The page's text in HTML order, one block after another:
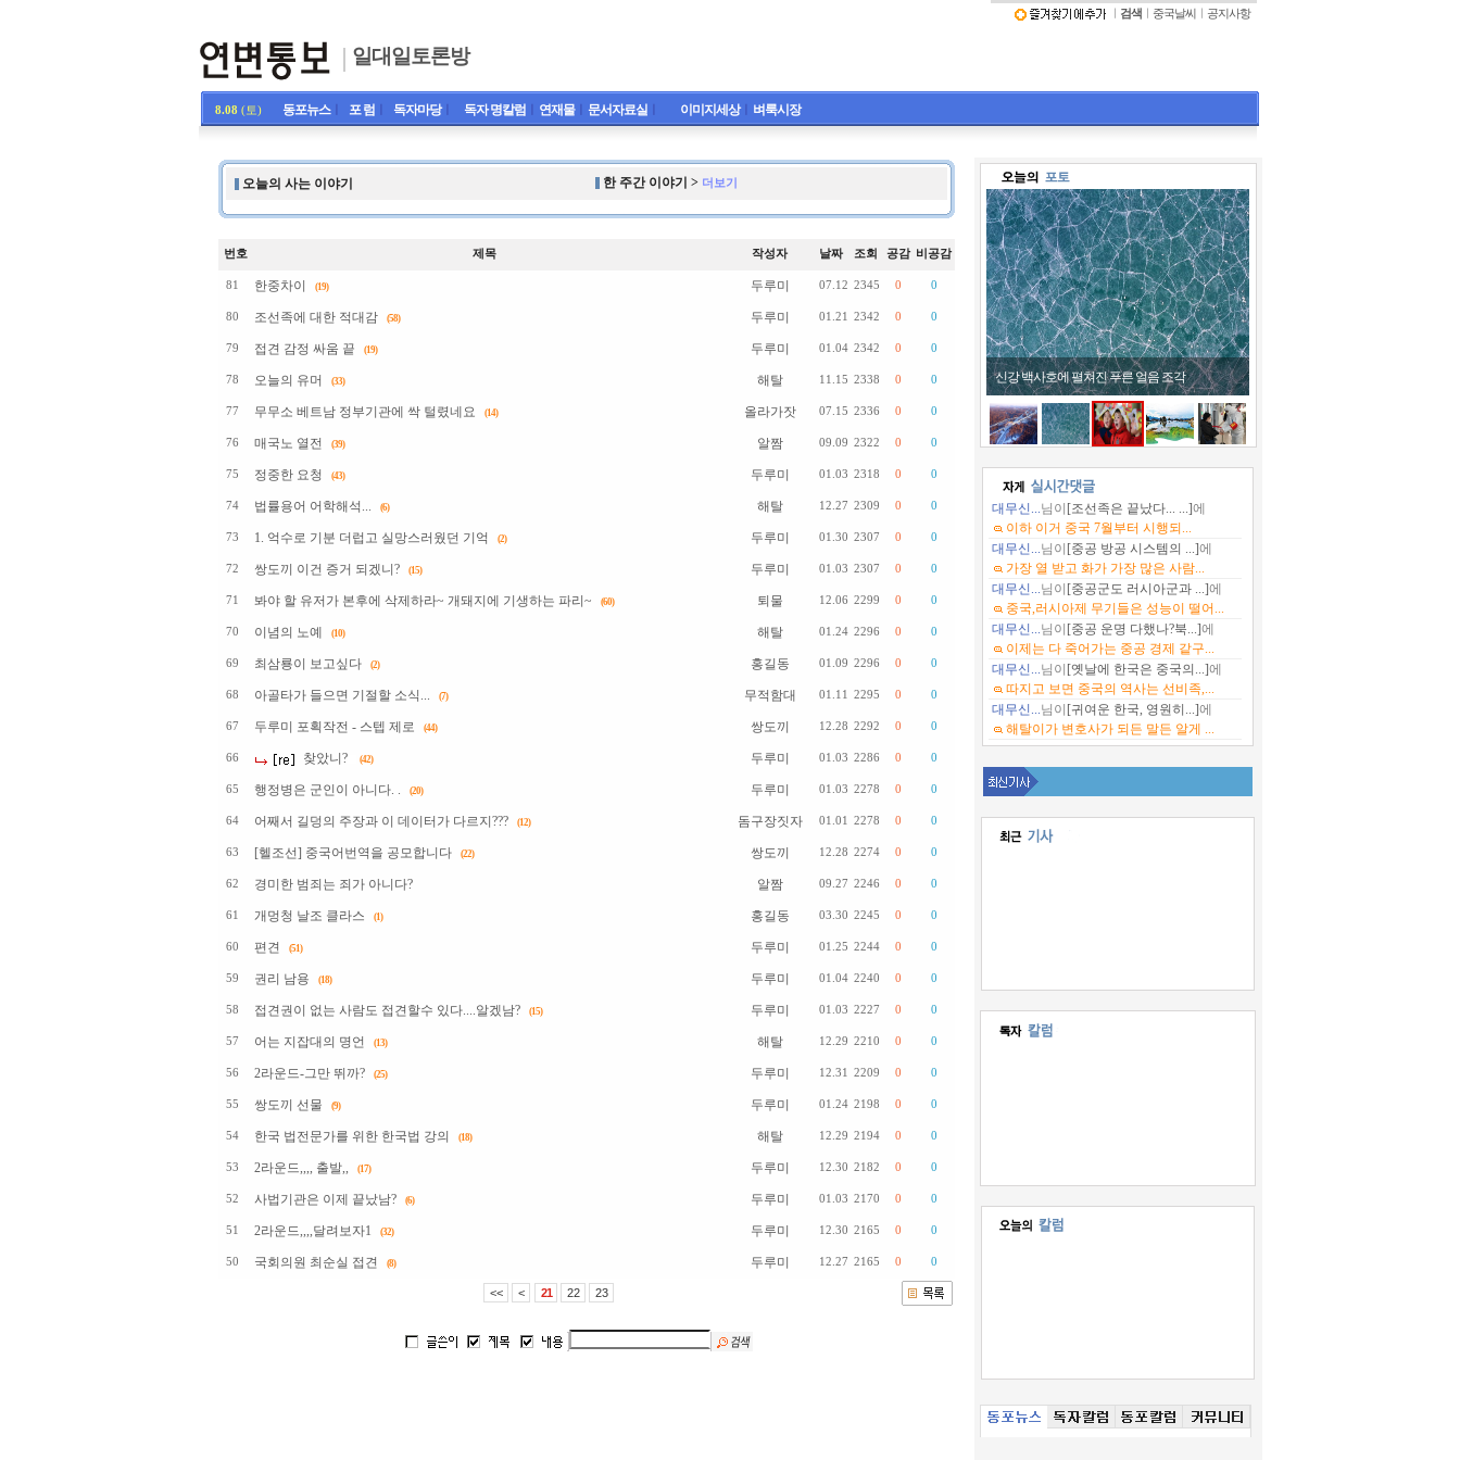
일대일토론방
검색 중국날씨 공지사항
8.08 (토) 동포뉴스ㅣ 포 럼 독자마당ㅣ 독자 명칼럼 연재물ㅣ 문서자료실 이미지세상ㅣ 벼룩시장
오늘의 사는 이야기 한 주간 이야기 > 더보기
번호 제목 작성자 날짜 조회 공감 비공감
81 한중차이 (19) 두루미 07.12 2345 0 0
80 조선족에 대한 적대감 (58) 두루미 01.21 2342 0 0
79 접견 감정 싸움 끝 (19) 두루미 01.04 2342 0 0
78 오늘의 유머 (33) 해탈 11.15 2338 0 0
77 무무소 베트남 정부기관에 싹 털렸네요 (14) 올라가잣 07.15 2336 0 0
76 매국노 열전 (39) 알짬 09.09 2322 0 0
75 정중한 요청 (43) 두루미 01.03 2318 0 0
74 법률용어 어학해석... (6) 해탈 12.27 2309 0 0
73 1. 억수로 기분 더럽고 실망스러웠던 기억 (2) 두루미 01.30 2307 0 0
72 쌍도끼 이건 증거 되겠니? (15) 두루미 01.03 2307 0 0
71 봐야 할 유저가 본후에 삭제하라~ 개돼지에 기생하는 파리~ (60) 퇴물 12.06 2299 0 0
70 이념의 노예 (10) 해탈 01.24 2296 0 0
69 최삼룡이 보고싶다 (2) 홍길동 01.09 2296 0 0
68 아골타가 들으면 기절할 소식... (7) 무적함대 01.11 2295 0 0
67 두루미 포획작전 - 스텝 제로 (44) 쌍도끼 12.28 2292 0 0
66 찾았니? (42) 두루미 01.03 2286 0 0
65 행정병은 군인이 아니다. . (20) 두루미 01.03 2278 0 0
64 어째서 길덩의 주장과 이 데이터가 다르지??? (12) 돔구장짓자 01.01 2278 0 0
63 [헬조선] 중국어번역을 공모합니다 (22) 쌍도끼 12.28 2274 0 0
62 경미한 범죄는 죄가 아니다? 알짬 09.27 2246 0 0
61 개멍청 날조 클라스 (1) 홍길동 03.30 2245 0 0
60 편견 (51) 두루미 01.25 2244 0 0
59 권리 남용 (18) 두루미 01.04 2240 0 0
58 접견권이 없는 사람도 접견할수 있다....알겠남? (15) 두루미 01.03 2227 0 0
57 어는 지잡대의 명언 (13) 해탈 12.29 2210 0 0
56 2라운드-그만 뛰까? (25) 두루미 12.31 2209 0 0
55 쌍도끼 선물 (9) 두루미 01.24 2198 0 0
54 한국 법전문가를 위한 한국법 강의 (18) 해탈 12.29 2194 0 0
53 2라운드,,,, 출발,, (17) 두루미 12.30 2182 0 0
52 사법기관은 이제 끝났남? (6) 두루미 01.03 2170 0 0
51 2라운드,,,,달려보자1 (32) 두루미 12.30 2165 0 0
50 국회의원 최순실 접견 (8) 두루미 12.27 2165 0 0
<< < 21 22 23
신강 백사호에 펼쳐진 푸른 얼음 조각
대무신...님이 [조선족은 끝났다... ...]에
이하 이거 중국 7월부터 시행되...
대무신...님이 [중공 방공 시스템의 ...]에
가장 열 받고 화가 가장 많은 사람...
대무신...님이 [중공군도 러시아군과 ...]에
중국,러시아제 무기들은 성능이 떨어...
대무신...님이 [중공 운명 다했나?북...]에
이제는 다 죽어가는 중공 경제 같구...
대무신...님이 [옛날에 한국은 중국의...]에
따지고 보면 중국의 역사는 선비족,...
대무신...님이 [귀여운 한국, 영원히...]에
해탈이가 변호사가 되든 말든 알게 ...